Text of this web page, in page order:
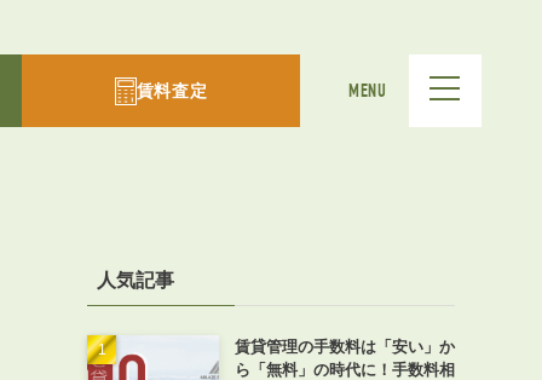
賃料査定 MENU
人気記事
賃貸管理の手数料は「安い」か
ら「無料」の時代に！手数料相